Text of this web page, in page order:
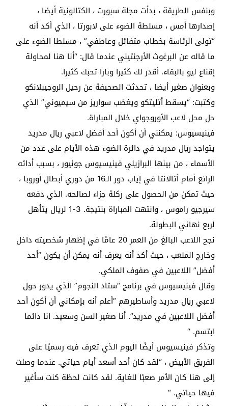
وبنفس الطريقة ، بدأت مجلة سبورت ، الكتالونية أيضا ،
إصدارها أمس ، مسلطة الضوء على لابورتا ، الذي أكد أنه
“تولى الرئاسة بخطاب متفائل وعاطفي” ، مسلطا الضوء على
ما قاله عن البرغوث الأرجنتيني عندما قال: “أنا هنا لمحاولة
إقناع ليو بالبقاء. أقدر لك كثيرا وبارا تحبك كثيرا.
وبعنوان صغير أيضا ، تحدثت الصحيفة عن رحيل الروجيبلانكو
وكتبت: “يسقط أتليتكو ​​ويغضب سواريز من سيميوني” الذي
حل محل لاعب الأوروجواي خلال المباراة.
فينيسيوس: يمكنني أن أكون أحد أفضل لاعبي ريال مدريد
يتواجد ريال مدريد في دائرة الضوء هذه الأيام على عدد من
الأسماء ، من بينها البرازيلي فينيسيوس جونيور ، بسبب أدائه
الرائع أمام أتالانتا في إياب دور الـ16 من دوري أبطال أوروبا ،
حيث تمكن من الحصول على ركلة جزاء لصالحه. الذي دفعه
سيرجيو راموس ، وانتهت المباراة بنتيجة. 3-1 لريال يتأهل
لربع نهائي البطولة.
نجح اللاعب البالغ من العمر 20 عامًا في إظهار شخصيته داخل
وخارج الملعب ، حيث أكد أنه يعرف أنه يمكن أن يكون “أحد
أفضل” اللاعبين في صفوف الملكي.
وقال فينيسيوس في برنامج “ستاد النجوم” الذي يدور حول
لاعبي ريال مدريد وأساطيرهم “أعلم أنه بإمكاني أن أكون أحد
أفضل اللاعبين في مدريد”. أنا صغير السن وسعيد. انا دائما
ابتسم. “
وتذكر فينيسيوس أيضًا اليوم الذي تعرف فيه رسميًا على
الفريق الأبيض ، “لقد كان أحد أسعد أيام حياتي. عندما وصلت
إلى هنا كان الأمر صعبًا للغاية. لقد كانت لحظة كنت سأغير
فيها حياتي. “